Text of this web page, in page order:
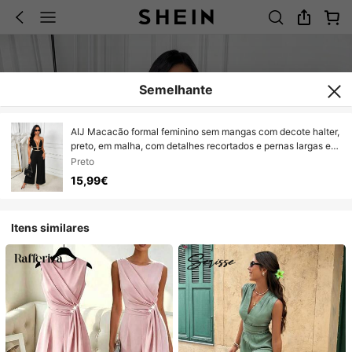
Semelhante
AIJ Macacão formal feminino sem mangas com decote halter,
preto, em malha, com detalhes recortados e pernas largas e
compridas, tecido com elasticidade média, verão
Preto
15,99€
Itens similares